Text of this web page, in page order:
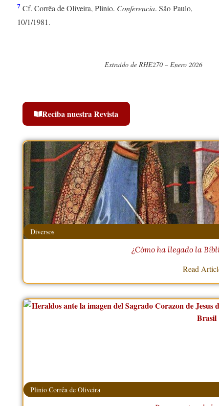
7 Cf. Corrêa de Oliveira, Plinio. Conferencia. São Paulo,
10/1/1981.
Extraído de RHE270 – Enero 2026
Reciba nuestra Revista
Diversos
¿Cómo ha llegado la
Read
Plinio Corrêa de Oliveira